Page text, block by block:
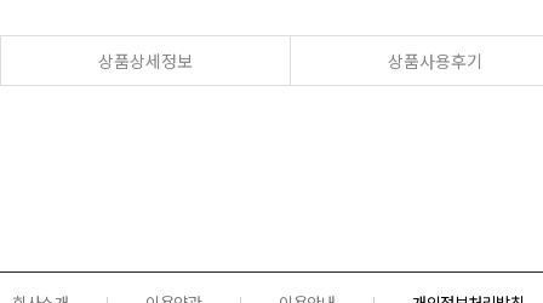
상품상세정보 상품사용후기